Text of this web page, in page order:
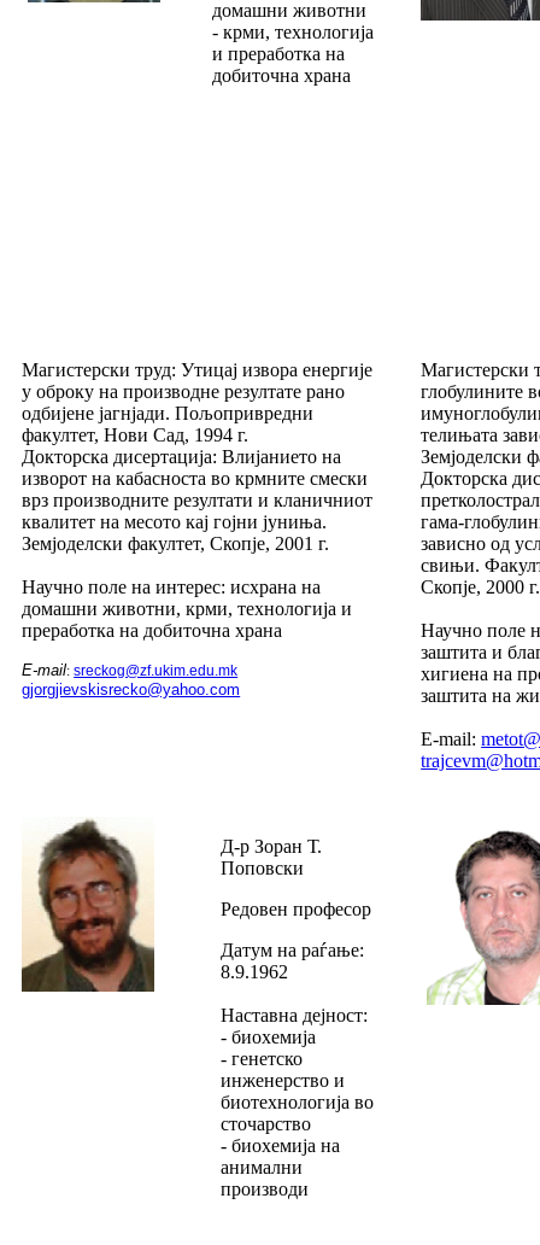
домашни животни
- крми, технологија
и преработка на
добиточна храна
Магистерски труд: Утицај извора енергије
у оброку на производне резултате рано
одбијене јагнјади. Пољопривредни
факултет, Нови Сад, 1994 г.
Докторска дисертација: Влијанието на
изворот на кабасноста во крмните смески
врз производните резултати и кланичниот
квалитет на месото кај гојни јуниња.
Земјоделски факултет, Скопје, 2001 г.
Научно поле на интерес: исхрана на
домашни животни, крми, технологија и
преработка на добиточна храна
E-mail:sreckog@zf.ukim.edu.mk
gjorgjievskisrecko@yahoo.com
Магистерски
глобулините
телињата
Земјоделски
Докторска
гама-
зависно од
свињи.
Скопје, 2000 г.
Научно поле
заштита и
хигиена на
заштита на
E-mail:
Д-р Зоран Т.
Поповски
Редовен професор
Датум на раѓање:
8.9.1962
Наставна дејност:
- биохемија
- генетско
инженерство и
биотехнологија во
сточарство
- биохемија на
анимални
производи